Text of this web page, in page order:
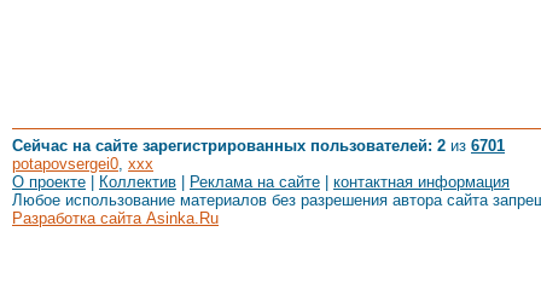
Сейчас на сайте зарегистрированных пользователей: 2 из 6701
potapovsergei0, xxx
О проекте
Коллектив Реклама на сайте
контактная информация
Любое использование материалов без разрешения автора сайта
Разработка сайта Asinka.Ru